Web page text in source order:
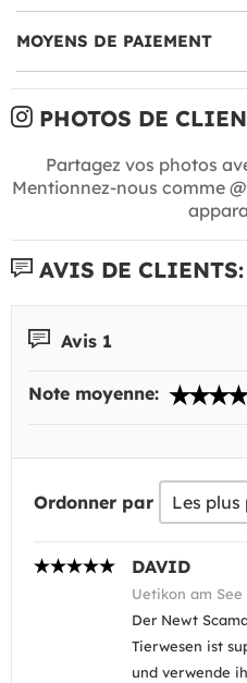
MOYENS DE PAIEMENT
PHOTOS DE
Partagez vos photos
Mentionnez-nous comme
AVIS DE CLIENTS:
Avis 1
Note moyenne:
Ordonner par
DAVID
Uetikon am See
Der Newt
Tierwesen ist
und verwende